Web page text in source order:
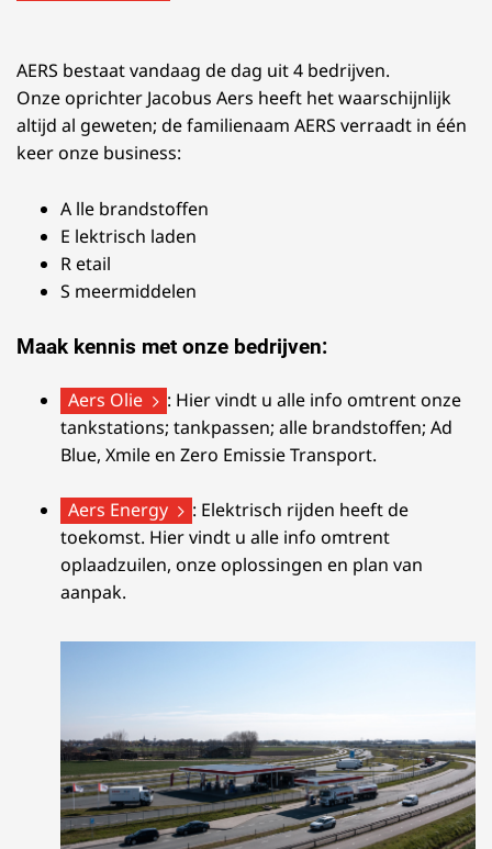
AERS bestaat vandaag de dag uit 4 bedrijven.
Onze oprichter Jacobus Aers heeft het waarschijnlijk
altijd al geweten; de familienaam AERS verraadt in één
keer onze business:
A lle brandstoffen
E lektrisch laden
R etail
S meermiddelen
Maak kennis met onze bedrijven:
Aers Olie
: Hier vindt u alle info omtrent onze
tankstations; tankpassen; alle brandstoffen; Ad
Blue, Xmile en Zero Emissie Transport.
Aers Energy
: Elektrisch rijden heeft de
toekomst. Hier vindt u alle info omtrent
oplaadzuilen, onze oplossingen en plan van
aanpak.